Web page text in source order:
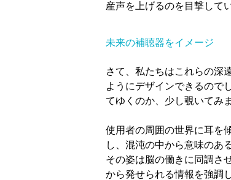
産声を上げるのを目撃して
未来の補聴器をイメージ
さて、私たちはこれらの深
ようにデザインできるので
てゆくのか、少し覗いてみ
使用者の周囲の世界に耳を
し、混沌の中から意味のあ
その姿は脳の働きに同調さ
から発せられる情報を強調